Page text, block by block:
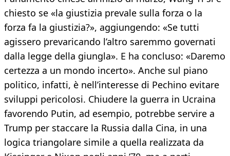
chiesto se «la giustizia prevale sulla forza o la
forza fa la giustizia?», aggiungendo: «Se tutti
agissero prevaricando l’altro saremmo governati
dalla legge della giungla». E ha concluso: «Daremo
certezza a un mondo incerto». Anche sul piano
politico, infatti, è nell’interesse di Pechino evitare
sviluppi pericolosi. Chiudere la guerra in Ucraina
favorendo Putin, ad esempio, potrebbe servire a
Trump per staccare la Russia dalla Cina, in una
logica triangolare simile a quella realizzata da